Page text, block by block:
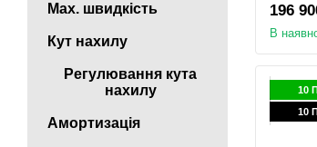
196
В
10
10
Max. швидкість
Кут нахилу
Регулювання кута
нахилу
Амортизація